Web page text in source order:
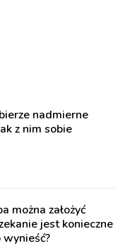
nadmierne
z nim sobie
można założyć
jest konieczne
wynieść?